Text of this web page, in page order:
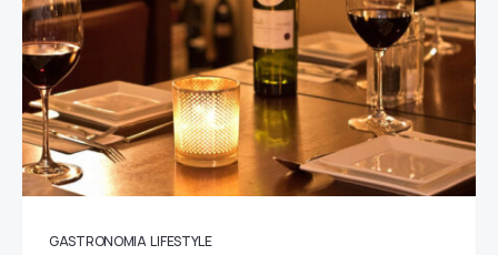
GASTRONOMIA LIFESTYLE